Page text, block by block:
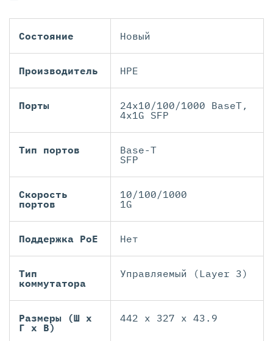
Состояние Новый
Производитель HPE
Порты
24x10/100/1000 BaseT,
4x1G SFP
Тип портов
Base-T
SFP
Скорость
портов
10/100/1000
1G
Поддержка PoE Нет
Тип
коммутатора
Управляемый (Layer 3)
Размеры (Ш х
Г х В)
442 x 327 x 43.9